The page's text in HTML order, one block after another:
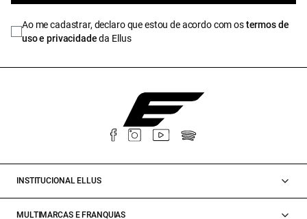
Ao me cadastrar, declaro que estou de acordo com ostermos de
uso e privacidadeda Ellus
INSTITUCIONAL ELLUS
MULTIMARCAS E FRANQUIAS